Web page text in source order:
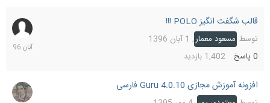
قالب شگفت انگیز POLO !!!
توسطمسعود معمار,1 آبان 1396
پاسخ 1,402 بازدید
6
آبان
افزونه آموزش مجازی Guru 4.0.10 فارسی
24